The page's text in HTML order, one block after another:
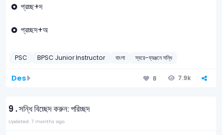
প্রচ্ছ+দ
প্রচ্ছদ+অ
PSC BPSC Junior Instructor বাংলা স্বরে-ব্যঞ্জনে সন্ধি
Des 8 7.9k
9 .সন্ধি বিচ্ছেদ করুন: পরিচ্ছদ
Updated: 7 months ago